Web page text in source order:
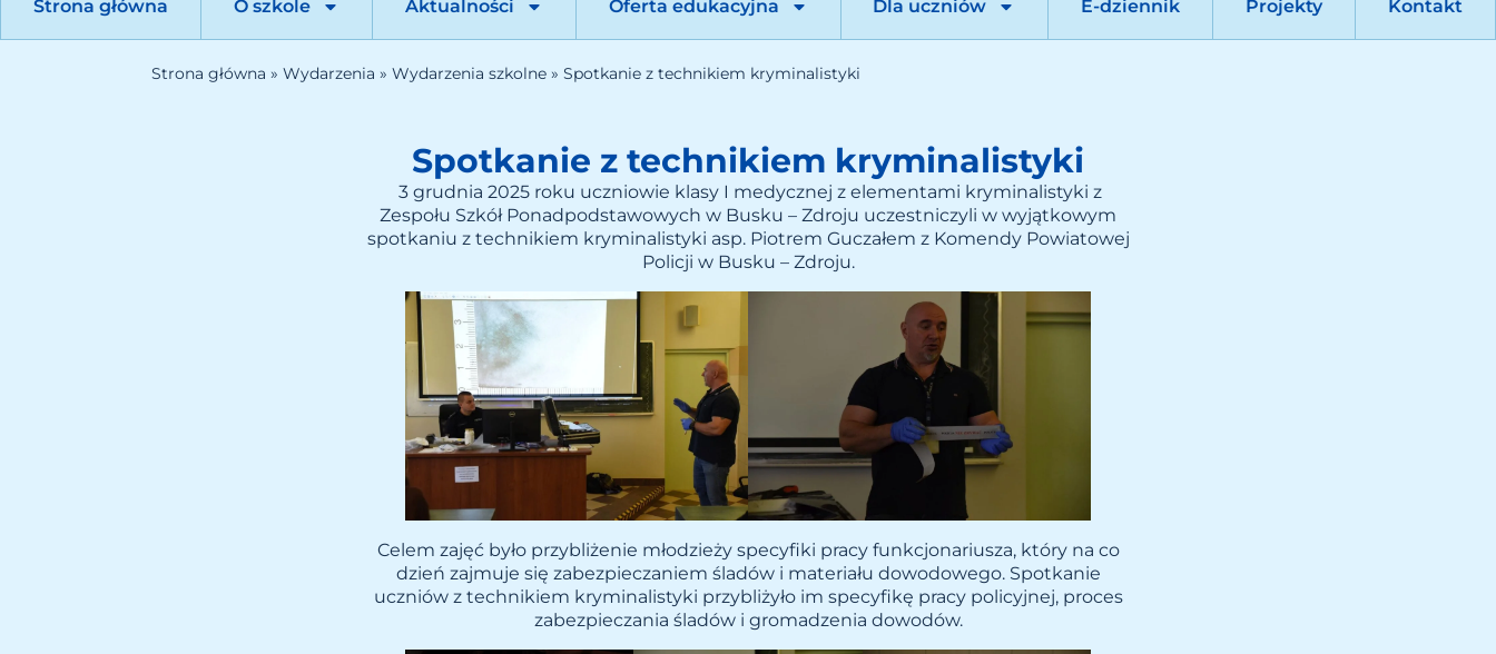
Strona główna O szkole Aktualności Oferta edukacyjna Dla uczniów E-dziennik Projekty Kontakt
Strona główna » Wydarzenia » Wydarzenia szkolne » Spotkanie z technikiem kryminalistyki
Spotkanie z technikiem kryminalistyki
3 grudnia 2025 roku uczniowie klasy I medycznej z elementami kryminalistyki z
Zespołu Szkół Ponadpodstawowych w Busku – Zdroju uczestniczyli w wyjątkowym
spotkaniu z technikiem kryminalistyki asp. Piotrem Guczałem z Komendy Powiatowej
Policji w Busku – Zdroju.
Celem zajęć było przybliżenie młodzieży specyfiki pracy funkcjonariusza, który na co
dzień zajmuje się zabezpieczaniem śladów i materiału dowodowego. Spotkanie
uczniów z technikiem kryminalistyki przybliżyło im specyfikę pracy policyjnej, proces
zabezpieczania śladów i gromadzenia dowodów.